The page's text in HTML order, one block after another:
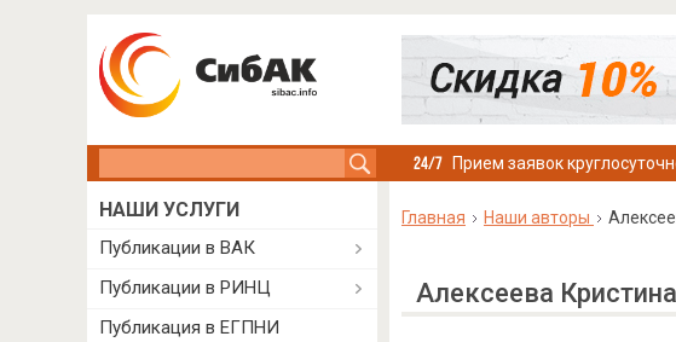
Прием заявок
Главная Наши авторы
Алексеева
НАШИ УСЛУГИ
Публикации в ВАК
Публикации в РИНЦ
Публикация в ЕГПНИ